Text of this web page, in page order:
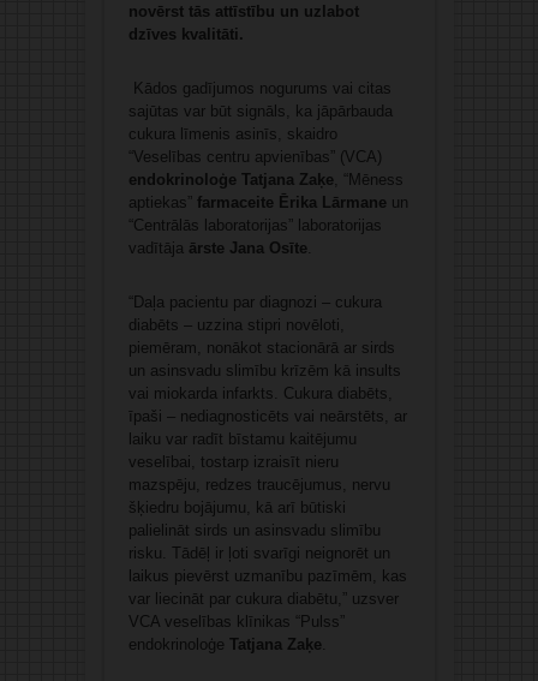
novērst tās attīstību un uzlabot
dzīves kvalitāti.
Kādos gadījumos nogurums vai citas
sajūtas var būt signāls, ka jāpārbauda
cukura līmenis asinīs, skaidro
“Veselības centru apvienības” (VCA)
endokrinoloģe Tatjana Zaķe , “Mēness
aptiekas” farmaceite Ērika Lārmane un
“Centrālās laboratorijas” laboratorijas
vadītāja ārste Jana Osīte
“Daļa pacientu par diagnozi – cukura
diabēts – uzzina stipri novēloti,
piemēram, nonākot stacionārā ar sirds
un asinsvadu slimību krīzēm kā insults
vai miokarda infarkts. Cukura diabēts,
īpaši – nediagnosticēts vai neārstēts, ar
laiku var radīt bīstamu kaitējumu
veselībai, tostarp izraisīt nieru
mazspēju, redzes traucējumus, nervu
šķiedru bojājumu, kā arī būtiski
palielināt sirds un asinsvadu slimību
risku. Tādēļ ir ļoti svarīgi neignorēt un
laikus pievērst uzmanību pazīmēm, kas
var liecināt par cukura diabētu,” uzsver
VCA veselības klīnikas “Pulss”
endokrinoloģe Tatjana Zaķe